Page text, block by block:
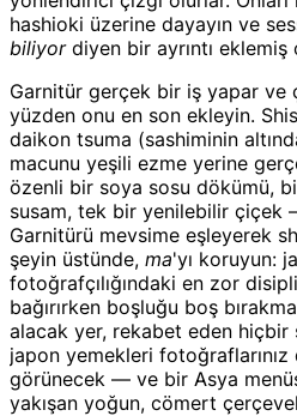
hashioki üzerine dayayın ve
biliyordiyen bir ayrıntı eklemiş
Garnitür gerçek bir iş yapar ve
yüzden onu en son ekleyin.
daikon tsuma (sashiminin
macunu yeşili ezme yerine
özenli bir soya sosu dökümü,
susam, tek bir yenilebilir çiçek
Garnitürü mevsime eşleyerek
şeyin üstünde, ma'yı koruyun:
fotoğrafçılığındaki en zor
bağırırken boşluğu boş
alacak yer, rekabet eden hiçbir
japon yemekleri fotoğraflarınız
görünecek — ve bir Asya
yakışan yoğun, cömert